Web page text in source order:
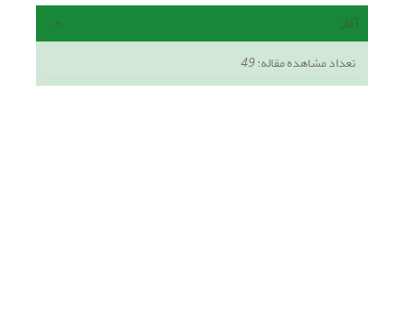
آمار
تعداد مشاهده مقاله:49